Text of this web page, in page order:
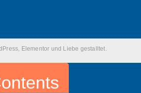
Elementor und Liebe gestalltet.